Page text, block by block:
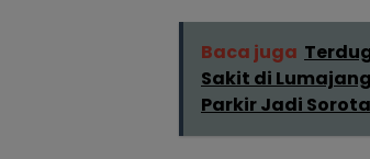
Baca juga
Sakit di
Parkir Jadi